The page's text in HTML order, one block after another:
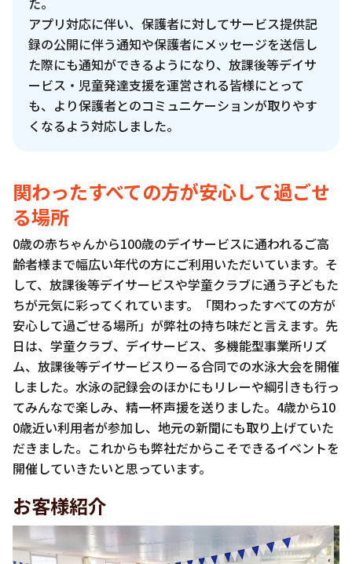
アプリ対応に伴い、保護者に対してサービス提供記
録の公開に伴う通知や保護者にメッセージを送信し
た際にも通知ができるようになり、放課後等デイサ
ービス・児童発達支援を運営される皆様にとって
も、より保護者とのコミュニケーションが取りやす
くなるよう対応しました。
関わったすべての方が安心して過ごせ
る場所
0歳の赤ちゃんから100歳のデイサービスに通われるご高
齢者様まで幅広い年代の方にご利用いただいています。そ
して、放課後等デイサービスや学童クラブに通う子どもた
ちが元気に彩ってくれています。「関わったすべての方が
安心して過ごせる場所」が弊社の持ち味だと言えます。先
日は、学童クラブ、デイサービス、多機能型事業所リズ
ム、放課後等デイサービスりーる合同での水泳大会を開催
しました。水泳の記録会のほかにもリレーや綱引きも行っ
てみんなで楽しみ、精一杯声援を送りました。4歳から10
0歳近い利用者が参加し、地元の新聞にも取り上げていた
だきました。これからも弊社だからこそできるイベントを
開催していきたいと思っています。
お客様紹介